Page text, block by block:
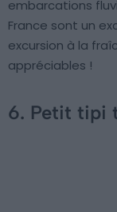
embarcations
France sont un
excursion à la
appréciables !
6. Petit tipi